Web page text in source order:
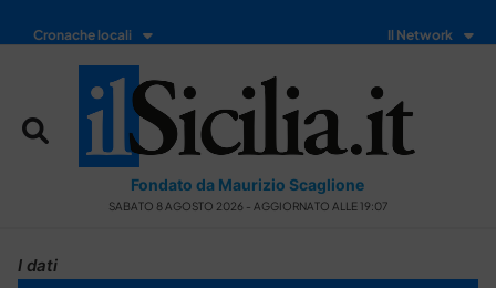
Cronache locali Il Network
Fondato da Maurizio Scaglione
SABATO 8 AGOSTO 2026 - AGGIORNATO ALLE 19:07
I dati